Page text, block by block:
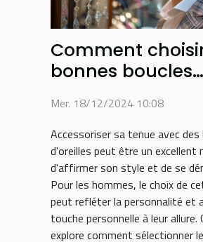
Comment
bonnes boucles
Mer. 18/12/2024 10:08
Accessoriser sa tenue avec des
d'oreilles peut être un excellent
d'affirmer son style et de se
Pour les hommes, le choix de
peut refléter la personnalité et
touche personnelle à leur allure.
explore comment sélectionner